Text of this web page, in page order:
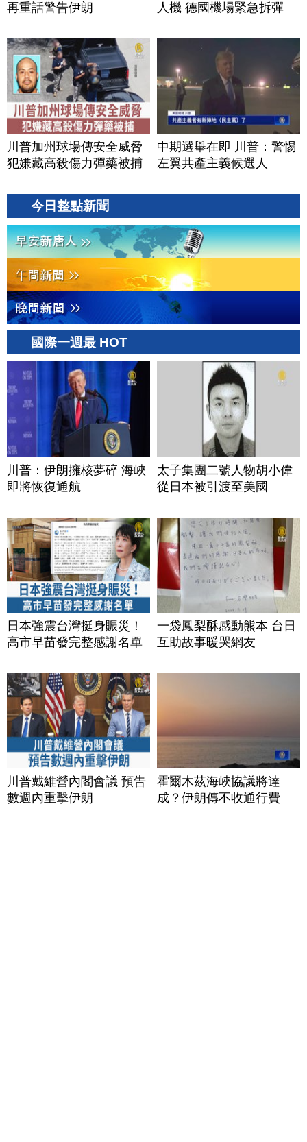
再重話警告伊朗
人機 德國機場緊急拆彈
川普加州球場傳安全威脅
犯嫌藏高殺傷力彈藥被捕
中期選舉在即 川普：警惕
左翼共產主義候選人
今日整點新聞
國際一週最 HOT
川普：伊朗擁核夢碎 海峽
即將恢復通航
太子集團二號人物胡小偉
從日本被引渡至美國
日本強震台灣挺身賑災！
高市早苗發完整感謝名單
一袋鳳梨酥感動熊本 台日
互助故事暖哭網友
川普戴維營內閣會議 預告
數週內重擊伊朗
霍爾木茲海峽協議將達
成？伊朗傳不收通行費